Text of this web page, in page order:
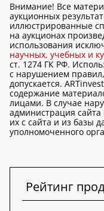
Внимание! Все
аукционных
иллюстрированные
на аукционах
использования
научных, учебных и
ст. 1274 ГК РФ.
с нарушением
допускается.
содержание
лицами. В случае
администрация сайта
их с сайта и из базы
уполномоченного
Рейтинг